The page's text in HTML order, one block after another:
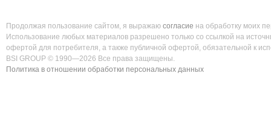
Продолжая пользование сайтом, я выражаю согласие на обработку моих
Использование любых материалов разрешено только со ссылкой на
офертой для потребителя, а также публичной офертой, обязательной к
BSI GROUP © 1990—2026 Все права защищены.
Политика в отношении обработки персональных данных